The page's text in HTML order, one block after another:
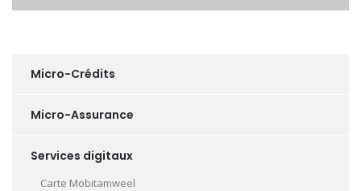
Micro-Crédits
Micro-Assurance
Services digitaux
Carte Mobitamweel